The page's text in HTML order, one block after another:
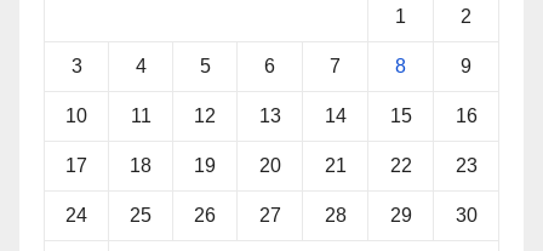
1 2
3 4 5 6 7 8 9
10 11 12 13 14 15 16
17 18 19 20 21 22 23
24 25 26 27 28 29 30